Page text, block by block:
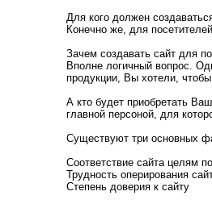
Для кого должен
Конечно же, для
Зачем создавать сайт для
Вполне логичный вопрос.
продукции, Вы хотели,
А кто будет приобретать
главной персоной, для
Существуют три основных
Соответствие сайта целям
Трудность оперирования
Степень доверия к сайту